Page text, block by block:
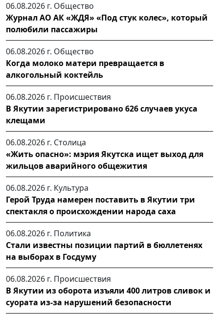
06.08.2026 г. Общество
Журнал АО АК «ЖДЯ» «Под стук колес», который
полюбили пассажиры
06.08.2026 г. Общество
Когда молоко матери превращается в
алкогольный коктейль
06.08.2026 г. Происшествия
В Якутии зарегистрировано 626 случаев укуса
клещами
06.08.2026 г. Столица
«Жить опасно»: мэрия Якутска ищет выход для
жильцов аварийного общежития
06.08.2026 г. Культура
Герой Труда намерен поставить в Якутии три
спектакля о происхождении народа саха
06.08.2026 г. Политика
Стали известны позиции партий в бюллетенях
на выборах в Госдуму
06.08.2026 г. Происшествия
В Якутии из оборота изъяли 400 литров сливок и
суората из-за нарушений безопасности